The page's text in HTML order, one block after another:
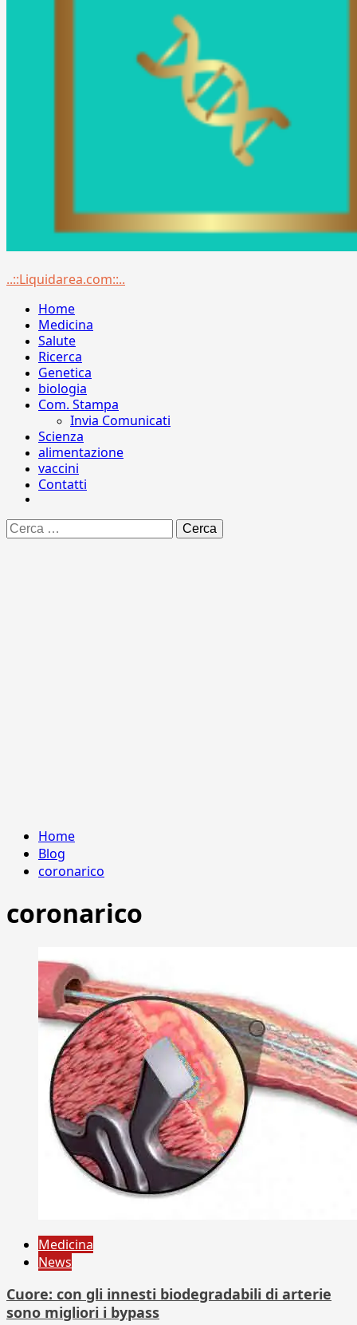
Menu
..::Liquidarea.com::..
Home
Medicina
Salute
Ricerca
Genetica
biologia
Com. Stampa
Invia Comunicati
Scienza
alimentazione
vaccini
Contatti
Ricerca
per:
Home
Blog
coronarico
coronarico
Medicina
News
Cuore: con gli innesti biodegradabili di arterie
sono migliori i bypass